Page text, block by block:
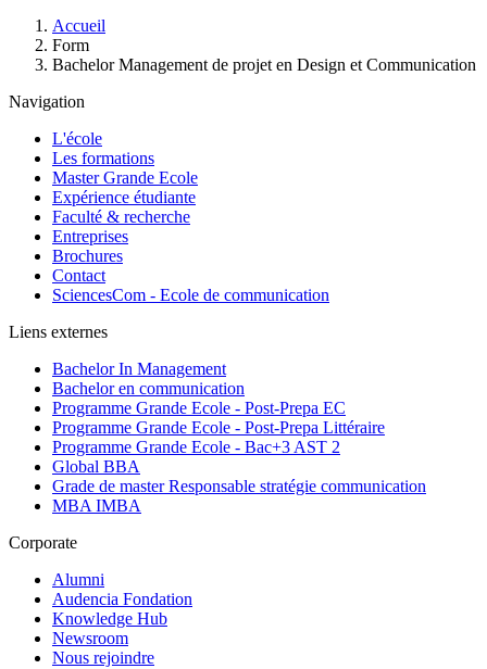
d'Ariane
Accueil
Form
Bachelor Management de projet en Design et Communication
Navigation
L'école
Les formations
Master Grande Ecole
Expérience étudiante
Faculté & recherche
Entreprises
Brochures
Contact
SciencesCom - Ecole de communication
Liens externes
Bachelor In Management
Bachelor en communication
Programme Grande Ecole - Post-Prepa EC
Programme Grande Ecole - Post-Prepa Littéraire
Programme Grande Ecole - Bac+3 AST 2
Global BBA
Grade de master Responsable stratégie communication
MBA IMBA
Corporate
Alumni
Audencia Fondation
Knowledge Hub
Newsroom
Nous rejoindre